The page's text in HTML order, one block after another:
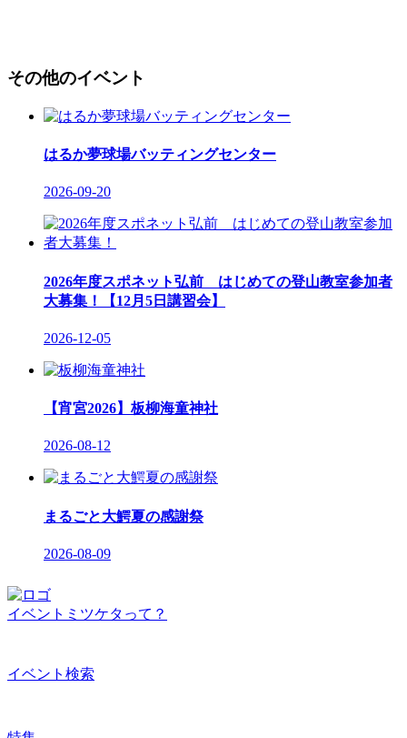
その他のイベント
はるか夢球場バッティングセンター
2026-09-20
2026年度スポネット弘前 はじめての登山教室参加者
大募集！【12月5日講習会】
2026-12-05
【宵宮2026】板柳海童神社
2026-08-12
まるごと大鰐夏の感謝祭
2026-08-09
イベントミツケタって？
イベント検索